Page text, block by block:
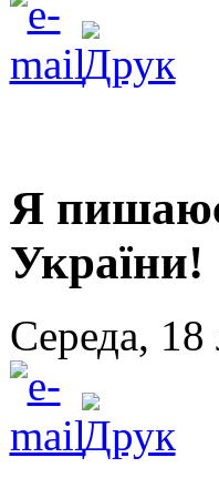
Я
України!
Середа,